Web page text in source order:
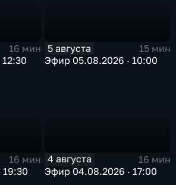
16 мин
5 августа
15 мин
Эфир 05.08.2026 · 10:00
16 мин
4 августа
16 мин
Эфир 04.08.2026 · 17:00